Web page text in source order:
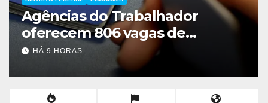
Leila Barros se une a Grass
Kokay em convenção no DF
HÁ 19 HORAS